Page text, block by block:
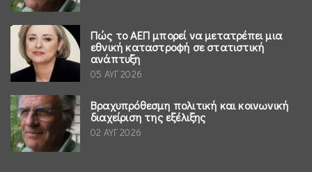
Πώς το ΑΕΠ μπορεί να μετατρέπει μια
εθνική καταστροφή σε στατιστική
ανάπτυξη
05 ΑΥΓ 2026
Βραχυπρόθεσμη πολιτική και κοινωνική
διαχείριση της εξέλιξης
02 ΑΥΓ 2026